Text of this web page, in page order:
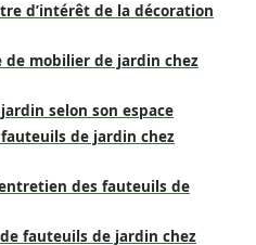
d’intérêt de la décoration
de mobilier de jardin chez
selon son espace
de jardin chez
des fauteuils de
fauteuils de jardin chez